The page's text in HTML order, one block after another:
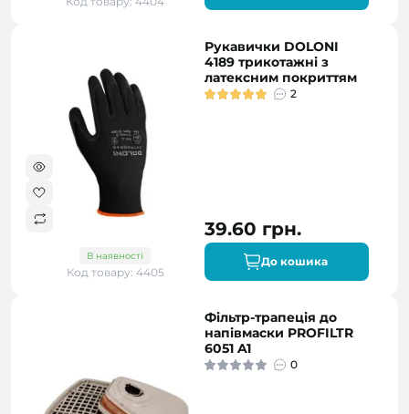
В наявності
Код товару: 4405
Рукавички DOLONI
4189 трикотажні з
латексним покриттям
2
39.60 грн.
До кошика
Фільтр-трапеція до
напівмаски PROFILTR
6051 A1
0